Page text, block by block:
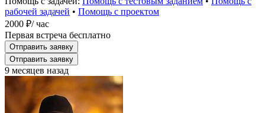
рабочей задачей • Помощь с проектом
2000 ₽/ час
Первая встреча бесплатно
Отправить заявку
Отправить заявку
9 месяцев назад